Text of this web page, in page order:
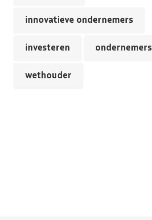
innovatieve ondernemers
investeren ondernemers
wethouder